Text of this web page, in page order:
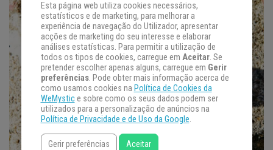
Esta página web utiliza cookies necessários,
estatísticos e de marketing, para melhorar a
experiência de navegação do Utilizador, apresentar
acções de marketing do seu interesse e elaborar
análises estatísticas. Para permitir a utilização de
todos os tipos de cookies, carregue em Aceitar. Se
pretender escolher apenas alguns, carregue em Gerir
preferências. Pode obter mais informação acerca de
como usamos cookies na Política de Cookies da
WeMystice sobre como os seus dados podem ser
utilizados para a personalização de anúncios na
Política de Privacidade e de Uso da Google.
Gerir preferências Aceitar